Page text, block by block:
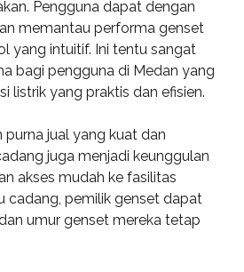
Pengguna dapat dengan
memantau performa genset
yang intuitif. Ini tentu sangat
bagi pengguna di Medan yang
listrik yang praktis dan efisien.
purna jual yang kuat dan
juga menjadi keunggulan
akses mudah ke fasilitas
cadang, pemilik genset dapat
umur genset mereka tetap